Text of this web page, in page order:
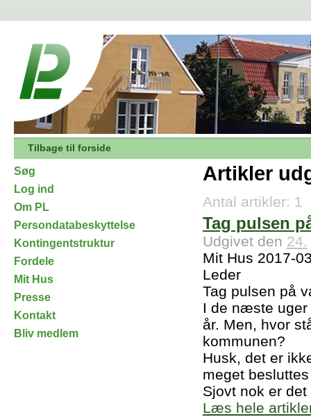
Tilbage til forside
Søg
Log ind
Om PL
Persondatabeskyttelse
Kontingentstruktur
Fordele
Mit Hus
Presse
Kontakt
Bliv medlem
Artikler
Antal artikler: 1
Tag pulsen
Udgivet den 24.
Mit Hus 2017-
Leder
Tag pulsen på
I de næste
år. Men, hvor
kommunen?
Husk, det er
meget
Sjovt nok er
Læs hele